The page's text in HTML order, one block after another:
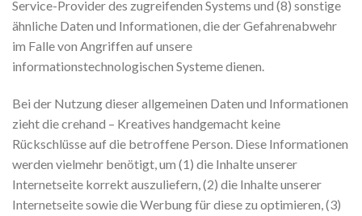
Service-Provider des zugreifenden Systems und (8) sonstige
ähnliche Daten und Informationen, die der Gefahrenabwehr
im Falle von Angriffen auf unsere
informationstechnologischen Systeme dienen.
Bei der Nutzung dieser allgemeinen Daten und Informationen
zieht die crehand – Kreatives handgemacht keine
Rückschlüsse auf die betroffene Person. Diese Informationen
werden vielmehr benötigt, um (1) die Inhalte unserer
Internetseite korrekt auszuliefern, (2) die Inhalte unserer
Internetseite sowie die Werbung für diese zu optimieren, (3)